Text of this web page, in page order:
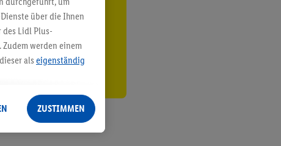
über die Ihnen
Lidl Plus-
werden einem
als eigenständig
Lidl-Dienste, Ihr
- sowie Ihre
dem Speichern von
ZUSTIMMEN